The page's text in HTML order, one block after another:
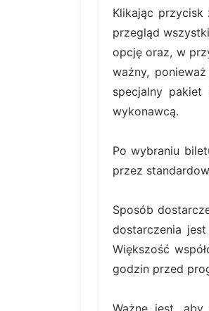
Klikając
przegląd
opcję oraz, w
ważny,
specjalny
wykonawcą.
Po wybraniu
przez
Sposób
dostarczenia
Większość
godzin przed